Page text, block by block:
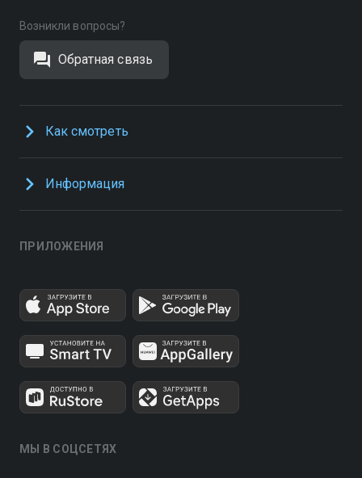
Возникли вопросы?
Обратная связь
Как смотреть
Информация
ПРИЛОЖЕНИЯ
МЫ В СОЦСЕТЯХ